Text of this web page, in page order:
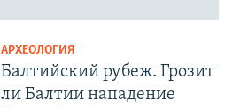
АРХЕОЛОГИЯ
Балтийский рубеж. Грозит
ли Балтии нападение